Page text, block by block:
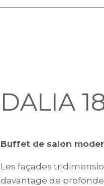
DALIA
Buffet de salon
Les façades
davantage de